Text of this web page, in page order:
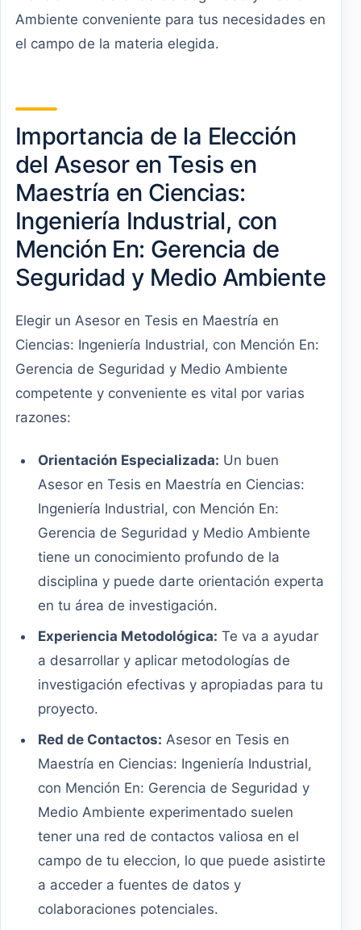
Ambiente conveniente para tus necesidades en
el campo de la materia elegida.
Importancia de la Elección
del Asesor en Tesis en
Maestría en Ciencias:
Ingeniería Industrial, con
Mención En: Gerencia de
Seguridad y Medio Ambiente
Elegir un Asesor en Tesis en Maestría en
Ciencias: Ingeniería Industrial, con Mención En:
Gerencia de Seguridad y Medio Ambiente
competente y conveniente es vital por varias
razones:
Orientación Especializada: Un buen
Asesor en Tesis en Maestría en Ciencias:
Ingeniería Industrial, con Mención En:
Gerencia de Seguridad y Medio Ambiente
tiene un conocimiento profundo de la
disciplina y puede darte orientación experta
en tu área de investigación.
Experiencia Metodológica: Te va a ayudar
a desarrollar y aplicar metodologías de
investigación efectivas y apropiadas para tu
proyecto.
Red de Contactos: Asesor en Tesis en
Maestría en Ciencias: Ingeniería Industrial,
con Mención En: Gerencia de Seguridad y
Medio Ambiente experimentado suelen
tener una red de contactos valiosa en el
campo de tu eleccion, lo que puede asistirte
a acceder a fuentes de datos y
colaboraciones potenciales.